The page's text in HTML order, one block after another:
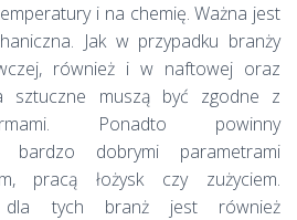
i na chemię. Ważna jest
Jak w przypadku branży
również i w naftowej oraz
sztuczne muszą być zgodne z
Ponadto powinny
bardzo dobrymi parametrami
pracą łożysk czy zużyciem.
dla tych branż jest również